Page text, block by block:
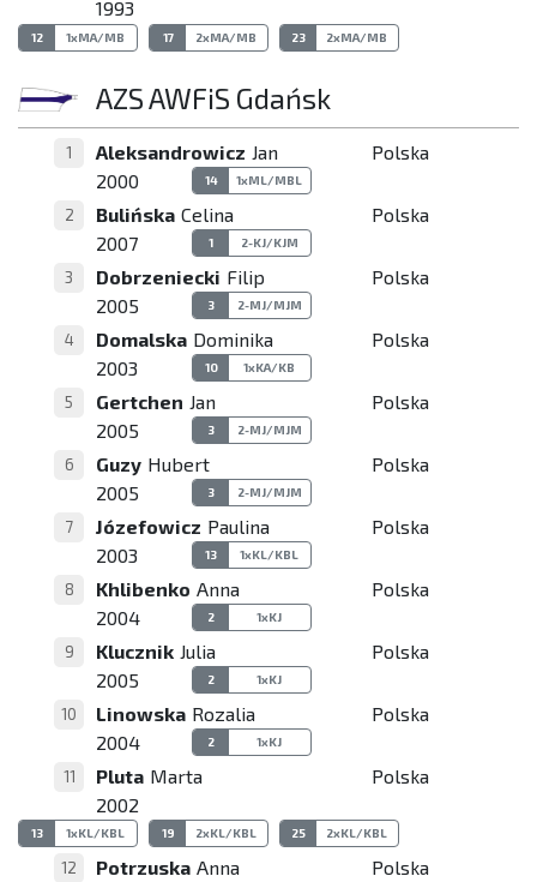
1993
12 1xMA/MB 17 2xMA/MB 23 2xMA/MB
AZS AWFiS Gdańsk
1 Aleksandrowicz Jan
Polska
2000
14 1xML/MBL
2 Bulińska Celina
Polska
2007
1 2-KJ/KJM
3 Dobrzeniecki Filip
Polska
2005
3 2-MJ/MJM
4 Domalska Dominika
Polska
2003
10 1xKA/KB
5 Gertchen Jan
Polska
2005
3 2-MJ/MJM
6 Guzy Hubert
Polska
2005
3 2-MJ/MJM
7 Józefowicz Paulina
Polska
2003
13 1xKL/KBL
8 Khlibenko Anna
Polska
2004
2 1xKJ
9 Klucznik Julia
Polska
2005
2 1xKJ
10 Linowska Rozalia
Polska
2004
2 1xKJ
11 Pluta Marta
Polska
2002
13 1xKL/KBL 19 2xKL/KBL 25 2xKL/KBL
12 Potrzuska Anna
Polska